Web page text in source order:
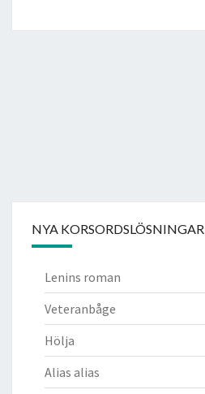
NYA KORSORDSLÖSNINGAR
Lenins roman
Veteranbåge
Hölja
Alias alias